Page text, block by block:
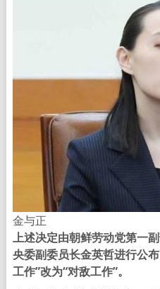
金与正
上述决定由朝鲜劳动党第一
央委副委员长金英哲进行公
工作”改为“对敌工作”。